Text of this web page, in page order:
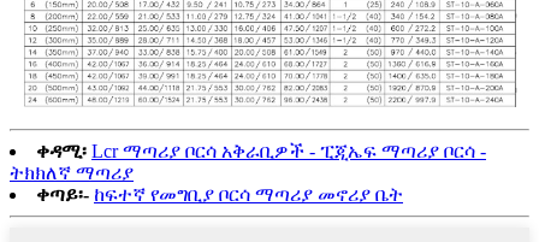
ቀዳሚ፡ Lcr ማጣሪያ ቦርሳ አቅራቢዎች - ፒጂኤፍ ማጣሪያ ቦርሳ -
ትክክለኛ ማጣሪያ
ቀጣይ፡- ከፍተኛ የመግቢያ ቦርሳ ማጣሪያ መኖሪያ ቤት